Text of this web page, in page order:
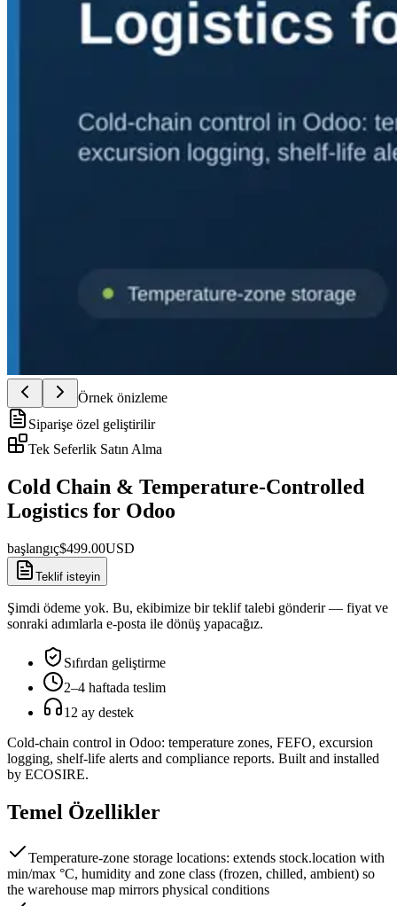
Örnek önizleme
Siparişe özel geliştirilir
Tek Seferlik Satın Alma
Cold Chain & Temperature-Controlled
Logistics for Odoo
başlangıç$499.00USD
Teklif isteyin
Şimdi ödeme yok. Bu, ekibimize bir teklif talebi gönderir — fiyat ve
sonraki adımlarla e-posta ile dönüş yapacağız.
Sıfırdan geliştirme
2–4 haftada teslim
12 ay destek
Cold-chain control in Odoo: temperature zones, FEFO, excursion
logging, shelf-life alerts and compliance reports. Built and installed
by ECOSIRE.
Temel Özellikler
Temperature-zone storage locations: extends stock.location with
min/max °C, humidity and zone class (frozen, chilled, ambient) so
the warehouse map mirrors physical conditions